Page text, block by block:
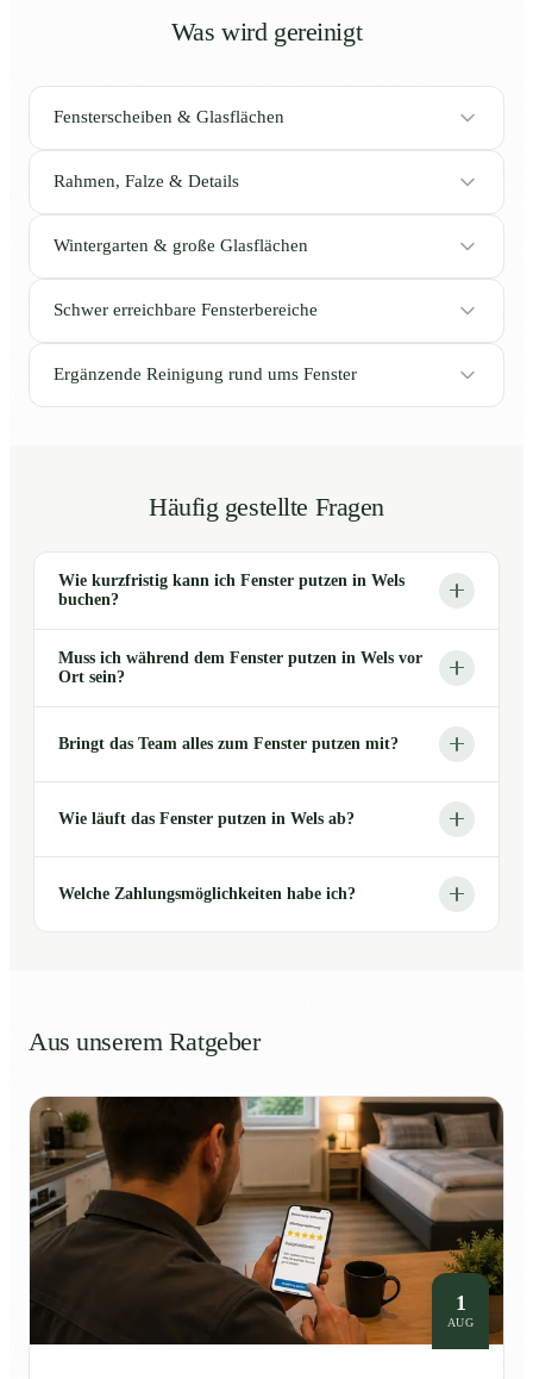
Was wird gereinigt
Fensterscheiben & Glasflächen
Rahmen, Falze & Details
Wintergarten & große Glasflächen
Schwer erreichbare Fensterbereiche
Ergänzende Reinigung rund ums Fenster
Häufig gestellte Fragen
Wie kurzfristig kann ich Fenster putzen in Wels
buchen?
Muss ich während dem Fenster putzen in Wels vor
Ort sein?
Bringt das Team alles zum Fenster putzen mit?
Wie läuft das Fenster putzen in Wels ab?
Welche Zahlungsmöglichkeiten habe ich?
Aus unserem Ratgeber
1
AUG